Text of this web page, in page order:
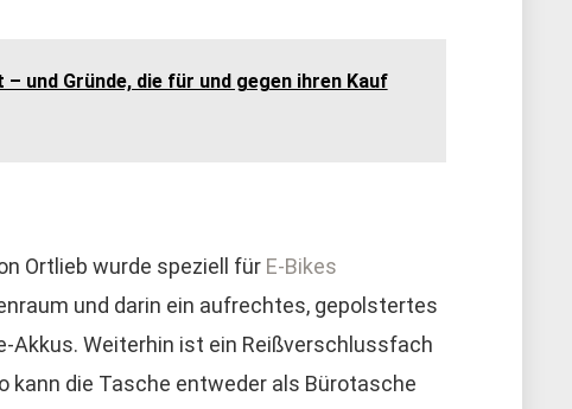
und Gründe, die für und gegen ihren Kauf
Ortlieb wurde speziell fürE-Bikes
und darin ein aufrechtes, gepolstertes
Akkus. Weiterhin ist ein Reißverschlussfach
kann die Tasche entweder als Bürotasche